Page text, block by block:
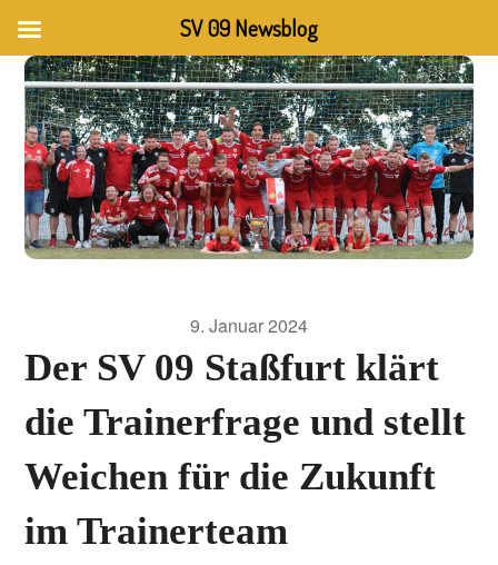
9. Januar 2024
Der SV 09 Staßfurt klärt
die Trainerfrage und stellt
Weichen für die Zukunft
im Trainerteam
SV 09 Newsblog